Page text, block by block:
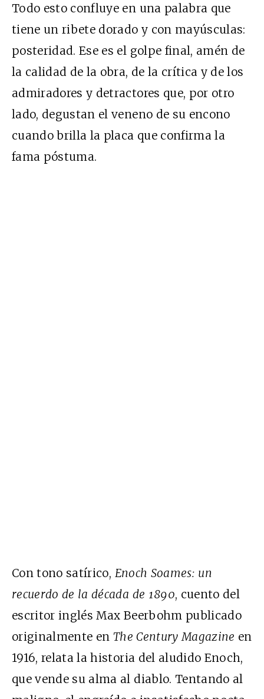
Todo esto confluye en una palabra que
tiene un ribete dorado y con mayúsculas:
posteridad. Ese es el golpe final, amén de
la calidad de la obra, de la crítica y de los
admiradores y detractores que, por otro
lado, degustan el veneno de su encono
cuando brilla la placa que confirma la
fama póstuma.
Con tono satírico, Enoch Soames: un
recuerdo de la década de 1890, cuento del
escritor inglés Max Beerbohm publicado
originalmente en The Century Magazine en
1916, relata la historia del aludido Enoch,
que vende su alma al diablo. Tentando al